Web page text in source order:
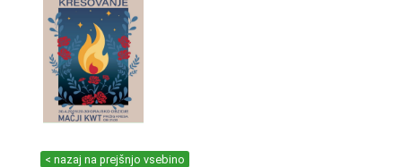
< nazaj na prejšnjo vsebino